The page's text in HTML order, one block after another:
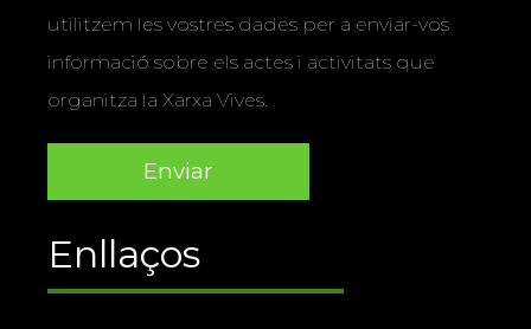
utilitzem les vostres dades per a enviar-vos
informació sobre els actes i activitats que
organitza la Xarxa Vives.
Enllaços